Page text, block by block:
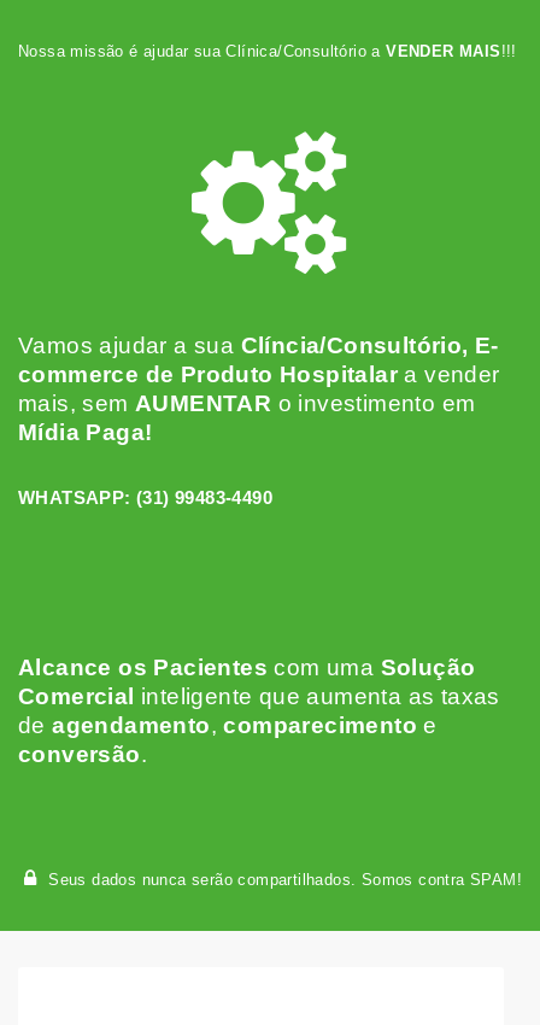
Nossa missão é ajudar sua Clínica/Consultório aVENDER MAIS !!!
Vamos ajudar a sua Clíncia/Consultório, E-
commerce de Produto Hospitalar a vender
mais, sem AUMENTAR o investimento em
Mídia Paga!
WHATSAPP: (31) 99483-4490
Alcance os Pacientescom uma Solução
Comercial inteligente que aumenta as taxas
deagendamento,comparecimento e
conversão.
Seus dados nunca serão compartilhados. Somos contra SPAM!